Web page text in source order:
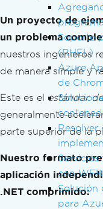
Soporte
(RHEL)
Azure
de
Resolver
con
Solución
para
Un proyecto de
un problema
nuestros ingenieros
de manera simple y
Este es el estándar
generalmente
parte superior de la
Nuestro formato
aplicación
.NET comprimido: